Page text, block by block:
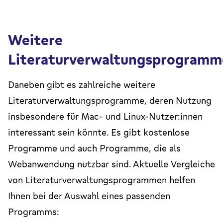
Weitere
Daneben gibt es zahlreiche weitere
Literaturverwaltungsprogramme, deren Nutzung
insbesondere für Mac- und Linux-Nutzer:innen
interessant sein könnte. Es gibt kostenlose
Programme und auch Programme, die als
Webanwendung nutzbar sind. Aktuelle Vergleiche
von Literaturverwaltungsprogrammen helfen
Ihnen bei der Auswahl eines passenden
Programms: